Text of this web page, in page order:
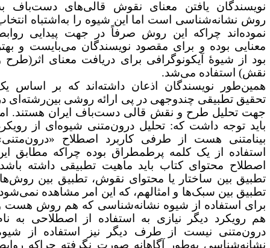
یافتن معنای نقوش قالی‌های دست‌باف به
نشانه‌شناسی است اما این شیوه را به‌اشتباه انتخاب
چراکه این روش صرفاً در جهت پیدایی روابط
بوده و برای مقصود نویسندگان می‌بایست و بهتر
از شیوۀ آیکونوگرافی برای دریافت معنای اثر(طرح و
استفاده می‌شد.
نویسندگان اذعان داشته‌اند که بر اساس یک
تطبیقی چندوجهی در پی ارائه روشی بین‌رشته‌ای در
تحلیل طرح و نقش قالی دست‌باف ایران هستند. اما
توجه داشت که: تحلیل درون‌متنی شیوه‌ای از رویکرد
هست از طرفی کاربرد اصطلاح «درون‌متنی»
از یک کلمه پرطمطراق بوده چراکه مطابق این
محتوای کتاب باید ماهیت تطبیقی داشته باشد،
بین ساختار یا محتوای نقوش، تطبیق بین روش‌ها،
بین سبک‌ها و امثالهم، که این امر مشاهده نمی‌شود.
استفاده از شیوه نشانه‌شناسی که هم روش هست و
رویکرد دیگر نیازی به استفاده از اصطلاحی به نام
نیست از طرف دیگر نیز استفاده از شیوه
به‌طور آگاهانه صورت نگرفته چراکه روابط